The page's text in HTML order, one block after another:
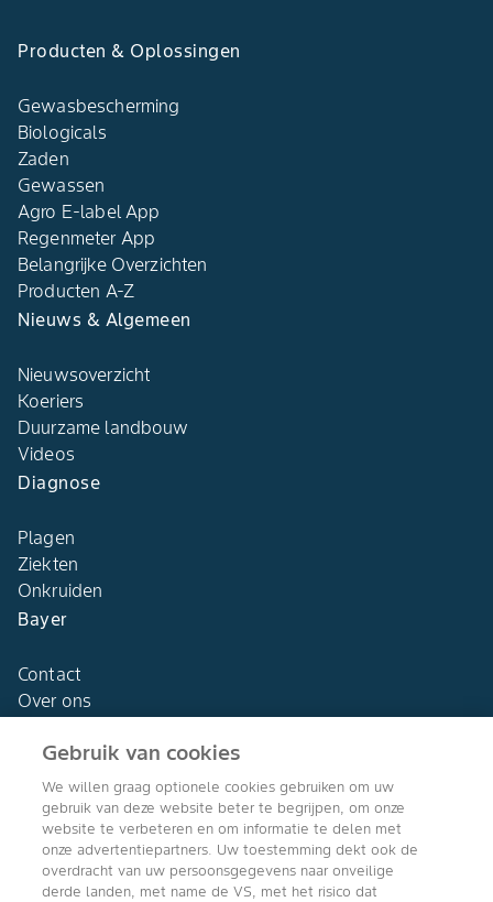
Producten & Oplossingen
Gewasbescherming
Biologicals
Zaden
Gewassen
Agro E-label App
Regenmeter App
Belangrijke Overzichten
Producten A-Z
Nieuws & Algemeen
Nieuwsoverzicht
Koeriers
Duurzame landbouw
Videos
Diagnose
Plagen
Ziekten
Onkruiden
Bayer
Contact
Over ons
Agro Bayer
Nederland
Gebruik van cookies
We willen graag optionele cookies gebruiken om uw
gebruik van deze website beter te begrijpen, om onze
website te verbeteren en om informatie te delen met
onze advertentiepartners. Uw toestemming dekt ook de
overdracht van uw persoonsgegevens naar onveilige
derde landen, met name de VS, met het risico dat